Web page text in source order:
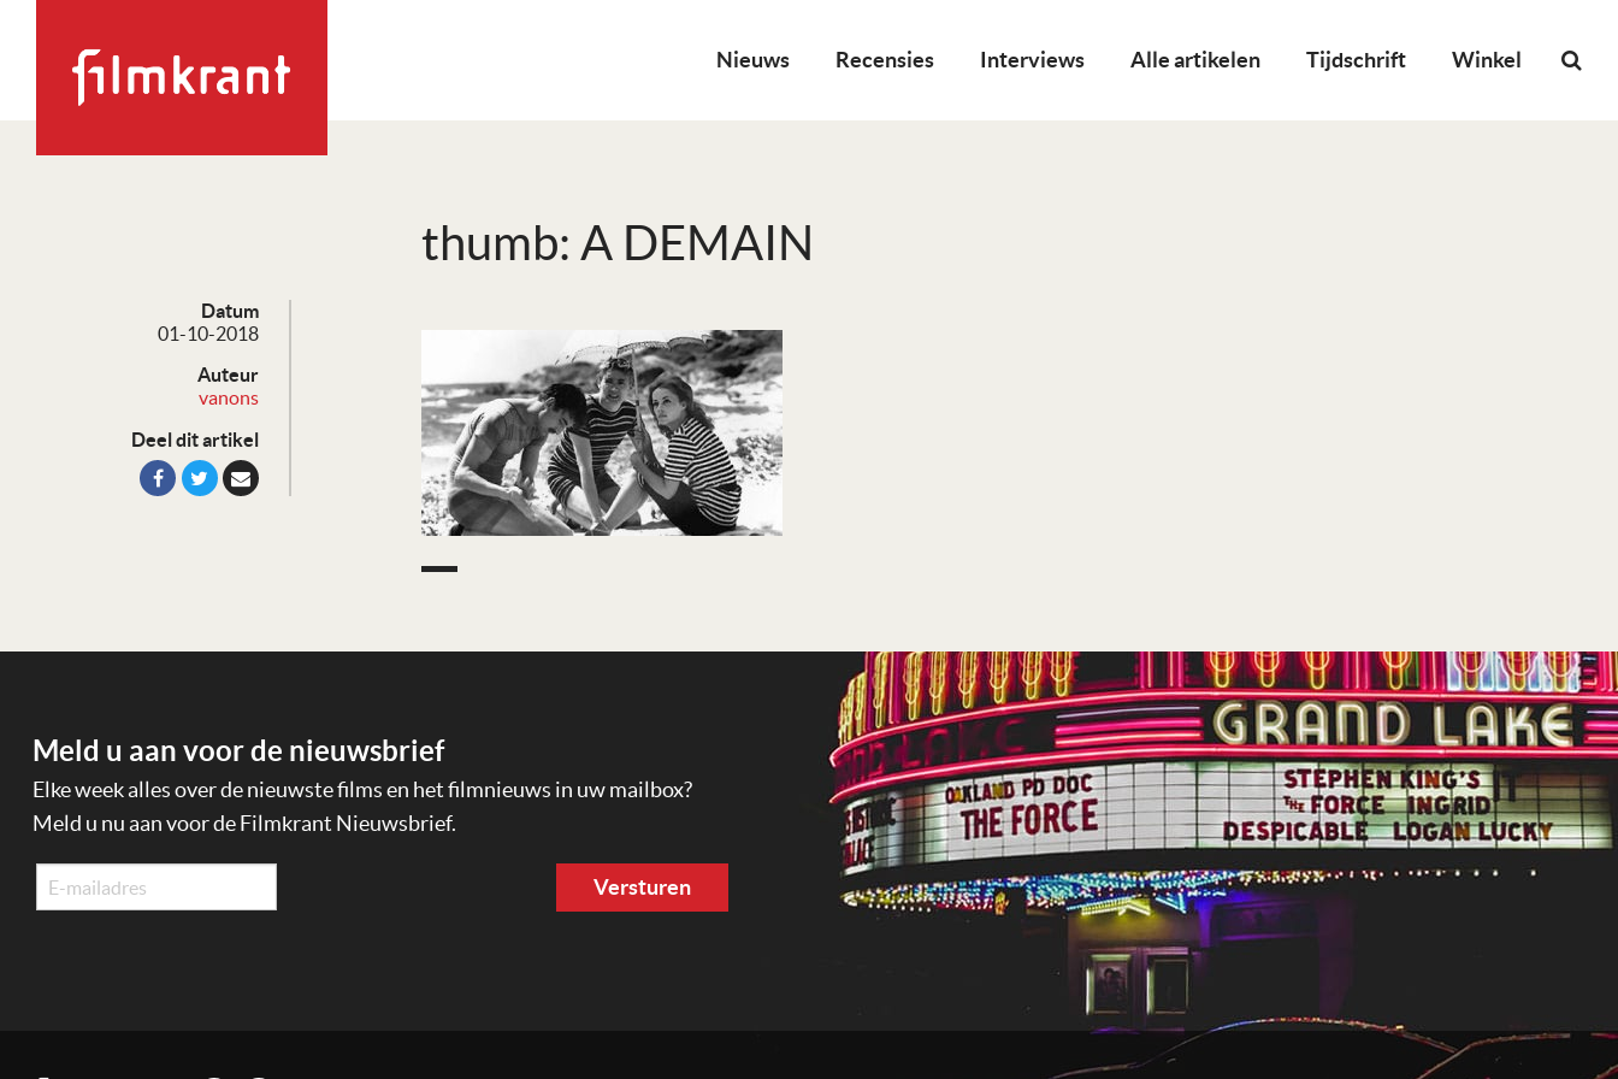
Nieuws Recensies Interviews Alle artikelen Tijdschrift Winkel
thumb: A DEMAIN
Datum
01-10-2018
Auteur
vanons
Deel dit artikel
Meld u aan voor de nieuwsbrief
Elke week alles over de nieuwste films en het filmnieuws in uw mailbox?
Meld u nu aan voor de Filmkrant Nieuwsbrief.